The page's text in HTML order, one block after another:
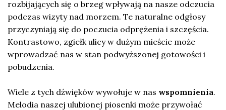
rozbijających się o brzeg wpływają na nasze odczucia
podczas wizyty nad morzem. Te naturalne odgłosy
przyczyniają się do poczucia odprężenia i szczęścia.
Kontrastowo, zgiełk ulicy w dużym mieście może
wprowadzać nas w stan podwyższonej gotowości i
pobudzenia.
Wiele z tych dźwięków wywołuje w nas wspomnienia.
Melodia naszej ulubionej piosenki może przywołać